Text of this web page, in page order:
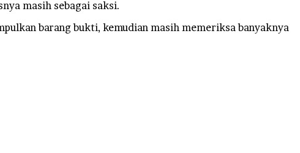
masih sebagai saksi.
barang bukti, kemudian masih memeriksa banyaknya